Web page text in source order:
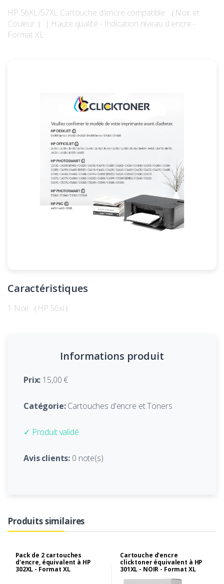
HP 56XL/57XL Cartouche d'encre compatible （Noir et
Couleur ）| Haute qualité - Indication niveau d encre -
Format XL
Caractéristiques
1 Noir（HP 56xl）
Informations produit
Prix: 15,00 €
Catégorie:Cartouches d'encre et Toners
✓ Produit validé
Avis clients: 0 note(s)
Produits similaires
Pack de 2 cartouches
d'encre, équivalent à HP
302XL - Format XL
Cartouche d'encre
clicktoner équivalent à HP
301XL - NOIR - Format XL